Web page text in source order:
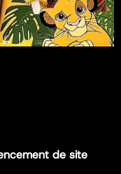
de site